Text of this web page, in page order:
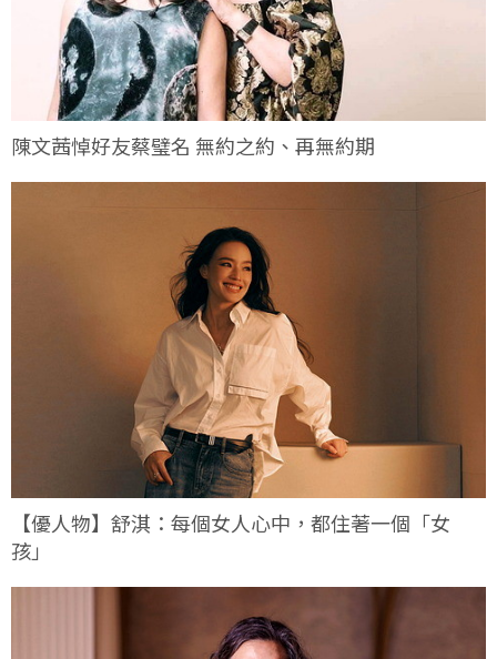
陳文茜悼好友蔡璧名 無約之約、再無約期
【優人物】舒淇：每個女人心中，都住著一個「女
孩」